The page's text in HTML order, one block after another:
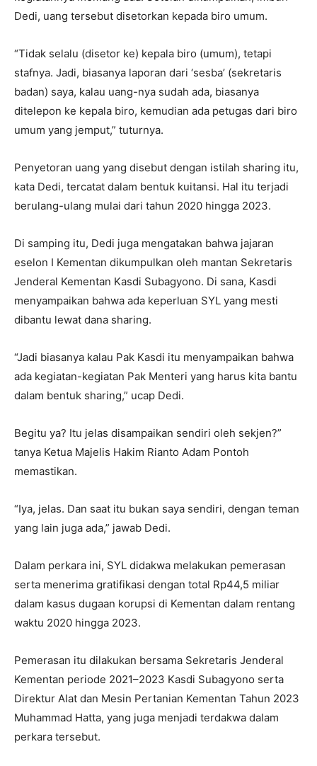
Dedi, uang tersebut disetorkan kepada biro umum.
“Tidak selalu (disetor ke) kepala biro (umum), tetapi
stafnya. Jadi, biasanya laporan dari ‘sesba’ (sekretaris
badan) saya, kalau uang-nya sudah ada, biasanya
ditelepon ke kepala biro, kemudian ada petugas dari biro
umum yang jemput,” tuturnya.
Penyetoran uang yang disebut dengan istilah sharing itu,
kata Dedi, tercatat dalam bentuk kuitansi. Hal itu terjadi
berulang-ulang mulai dari tahun 2020 hingga 2023.
Di samping itu, Dedi juga mengatakan bahwa jajaran
eselon I Kementan dikumpulkan oleh mantan Sekretaris
Jenderal Kementan Kasdi Subagyono. Di sana, Kasdi
menyampaikan bahwa ada keperluan SYL yang mesti
dibantu lewat dana sharing.
“Jadi biasanya kalau Pak Kasdi itu menyampaikan bahwa
ada kegiatan-kegiatan Pak Menteri yang harus kita bantu
dalam bentuk sharing,” ucap Dedi.
Begitu ya? Itu jelas disampaikan sendiri oleh sekjen?”
tanya Ketua Majelis Hakim Rianto Adam Pontoh
memastikan.
“Iya, jelas. Dan saat itu bukan saya sendiri, dengan teman
yang lain juga ada,” jawab Dedi.
Dalam perkara ini, SYL didakwa melakukan pemerasan
serta menerima gratifikasi dengan total Rp44,5 miliar
dalam kasus dugaan korupsi di Kementan dalam rentang
waktu 2020 hingga 2023.
Pemerasan itu dilakukan bersama Sekretaris Jenderal
Kementan periode 2021–2023 Kasdi Subagyono serta
Direktur Alat dan Mesin Pertanian Kementan Tahun 2023
Muhammad Hatta, yang juga menjadi terdakwa dalam
perkara tersebut.